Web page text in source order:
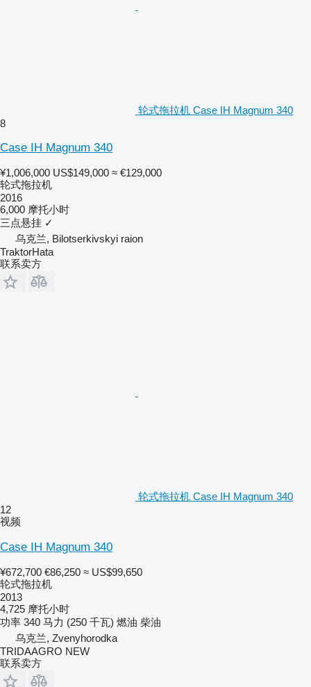
轮式拖拉机 Case IH Magnum 340
8
Case IH Magnum 340
¥1,006,000 US$149,000 ≈ €129,000
轮式拖拉机
2016
6,000 摩托小时
三点悬挂 ✓
乌克兰, Bilotserkivskyi raion
TraktorHata
联系卖方
轮式拖拉机 Case IH Magnum 340
12
视频
Case IH Magnum 340
¥672,700 €86,250 ≈ US$99,650
轮式拖拉机
2013
4,725 摩托小时
功率 340 马力 (250 千瓦) 燃油 柴油
乌克兰, Zvenyhorodka
TRIDAAGRO NEW
联系卖方